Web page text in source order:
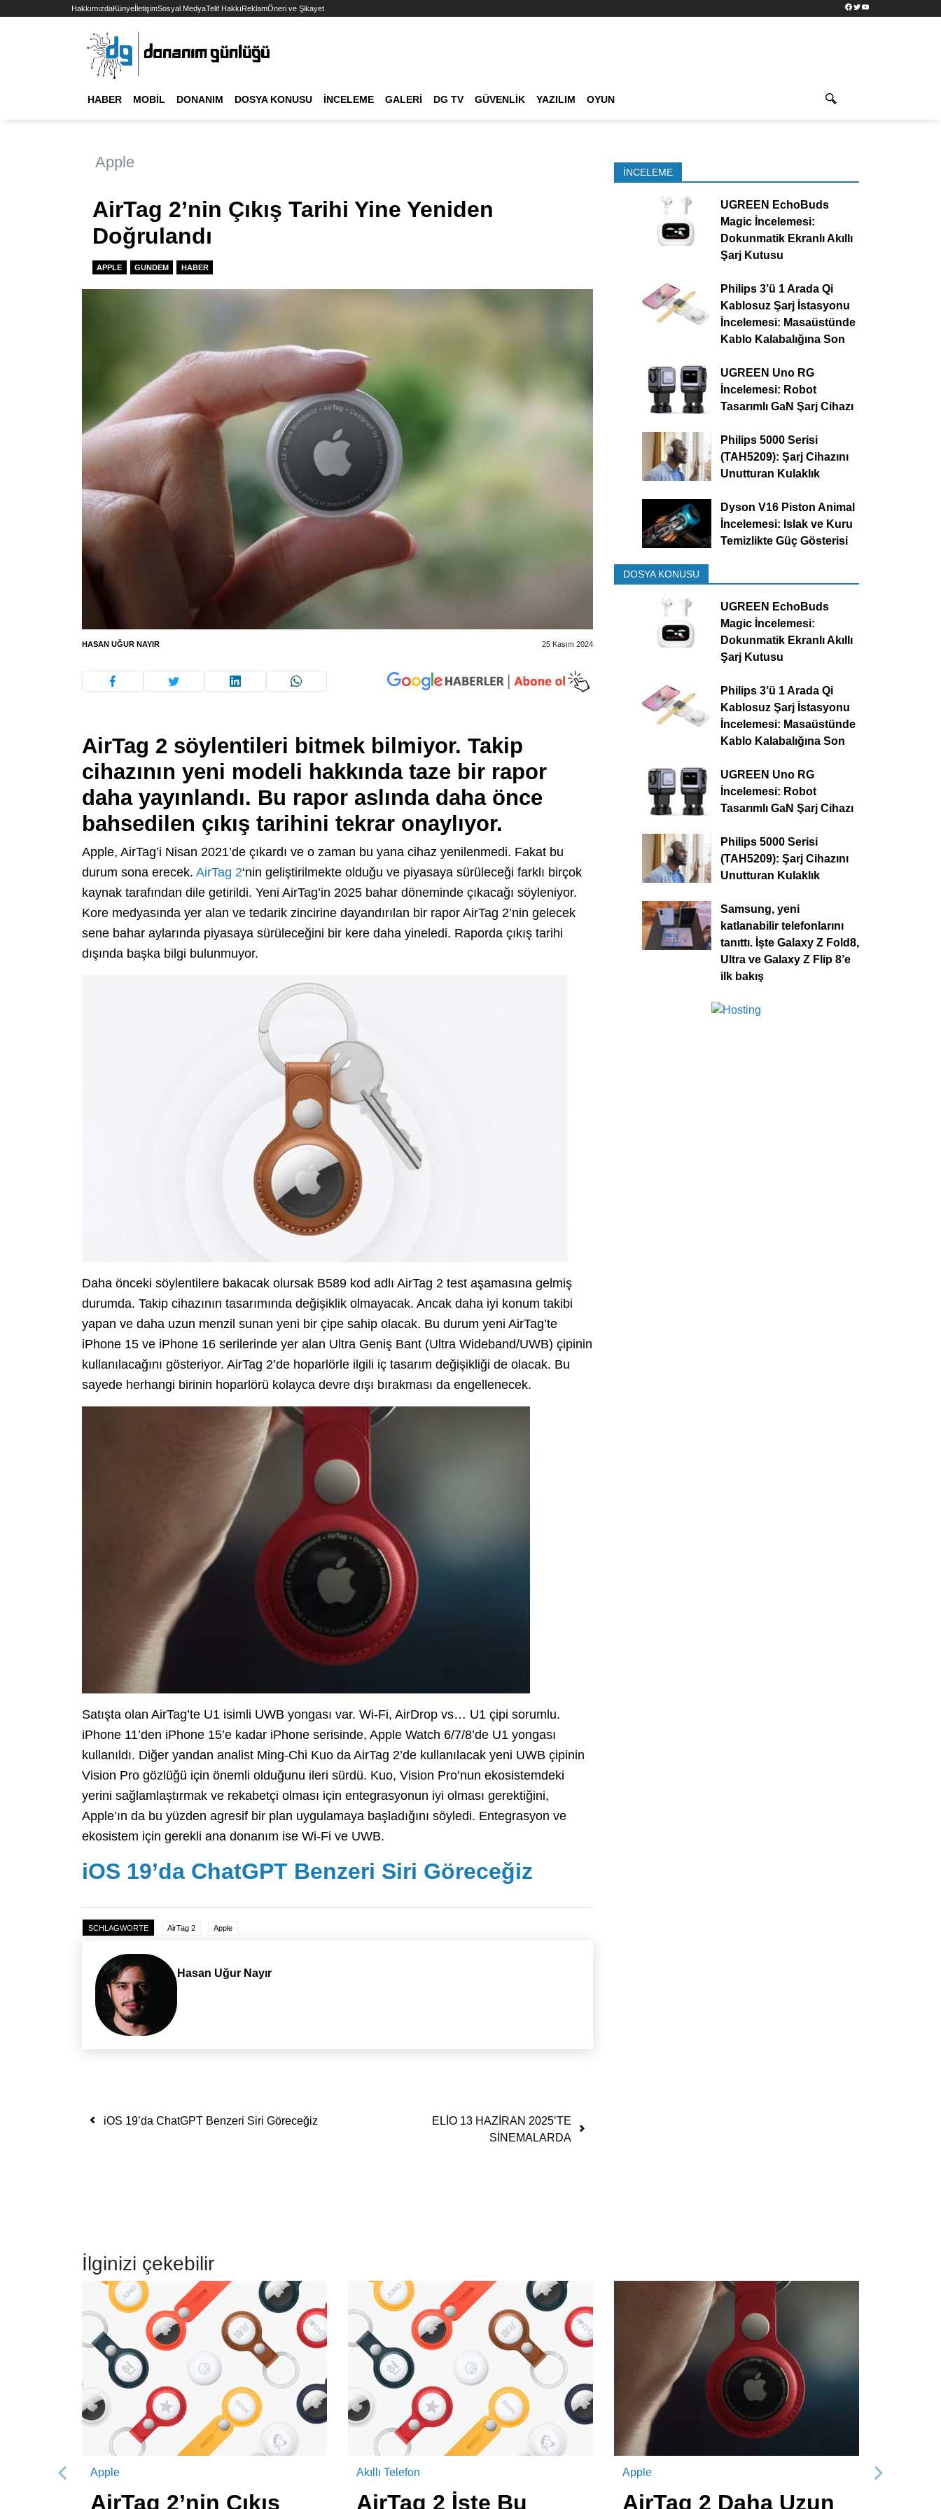
HakkımızdaKünyeİletişimSosyal MedyaTelif HakkıReklamÖneri ve Şikayet Facebook
TwitterYouTube
HABER MOBIL DONANIM DOSYA KONUSU İNCELEME GALERI DG TV GÜVENLIK YAZILIM OYUN
Apple
AirTag 2’nin Çıkış Tarihi Yine Yeniden
Doğrulandı
APPLE GUNDEM HABER
HASAN UĞUR NAYIR 25 Kasım 2024
AirTag 2 söylentileri bitmek bilmiyor. Takip
cihazının yeni modeli hakkında taze bir rapor
daha yayınlandı. Bu rapor aslında daha önce
bahsedilen çıkış tarihini tekrar onaylıyor.
Apple, AirTag’i Nisan 2021’de çıkardı ve o zaman bu yana cihaz yenilenmedi. Fakat bu
durum sona erecek. AirTag 2‘nin geliştirilmekte olduğu ve piyasaya sürüleceği farklı birçok
kaynak tarafından dile getirildi. Yeni AirTag’in 2025 bahar döneminde çıkacağı söyleniyor.
Kore medyasında yer alan ve tedarik zincirine dayandırılan bir rapor AirTag 2’nin gelecek
sene bahar aylarında piyasaya sürüleceğini bir kere daha yineledi. Raporda çıkış tarihi
dışında başka bilgi bulunmuyor.
Daha önceki söylentilere bakacak olursak B589 kod adlı AirTag 2 test aşamasına gelmiş
durumda. Takip cihazının tasarımında değişiklik olmayacak. Ancak daha iyi konum takibi
yapan ve daha uzun menzil sunan yeni bir çipe sahip olacak. Bu durum yeni AirTag’te
iPhone 15 ve iPhone 16 serilerinde yer alan Ultra Geniş Bant (Ultra Wideband/UWB) çipinin
kullanılacağını gösteriyor. AirTag 2’de hoparlörle ilgili iç tasarım değişikliği de olacak. Bu
sayede herhangi birinin hoparlörü kolayca devre dışı bırakması da engellenecek.
Satışta olan AirTag’te U1 isimli UWB yongası var. Wi-Fi, AirDrop vs… U1 çipi sorumlu.
iPhone 11’den iPhone 15’e kadar iPhone serisinde, Apple Watch 6/7/8’de U1 yongası
kullanıldı. Diğer yandan analist Ming-Chi Kuo da AirTag 2’de kullanılacak yeni UWB çipinin
Vision Pro gözlüğü için önemli olduğunu ileri sürdü. Kuo, Vision Pro’nun ekosistemdeki
yerini sağlamlaştırmak ve rekabetçi olması için entegrasyonun iyi olması gerektiğini,
Apple’ın da bu yüzden agresif bir plan uygulamaya başladığını söyledi. Entegrasyon ve
ekosistem için gerekli ana donanım ise Wi-Fi ve UWB.
iOS 19’da ChatGPT Benzeri Siri Göreceğiz
SCHLAGWORTE AirTag 2 Apple
Hasan Uğur Nayır
Yazı dolaşımı
iOS 19’da ChatGPT Benzeri Siri Göreceğiz
ELİO 13 HAZİRAN 2025’TE
SİNEMALARDA
İNCELEME
UGREEN EchoBuds
Magic İncelemesi:
Dokunmatik Ekranlı Akıllı
Şarj Kutusu
Philips 3’ü 1 Arada Qi
Kablosuz Şarj İstasyonu
İncelemesi: Masaüstünde
Kablo Kalabalığına Son
UGREEN Uno RG
İncelemesi: Robot
Tasarımlı GaN Şarj Cihazı
Philips 5000 Serisi
(TAH5209): Şarj Cihazını
Unutturan Kulaklık
Dyson V16 Piston Animal
İncelemesi: Islak ve Kuru
Temizlikte Güç Gösterisi
DOSYA KONUSU
UGREEN EchoBuds
Magic İncelemesi:
Dokunmatik Ekranlı Akıllı
Şarj Kutusu
Philips 3’ü 1 Arada Qi
Kablosuz Şarj İstasyonu
İncelemesi: Masaüstünde
Kablo Kalabalığına Son
UGREEN Uno RG
İncelemesi: Robot
Tasarımlı GaN Şarj Cihazı
Philips 5000 Serisi
(TAH5209): Şarj Cihazını
Unutturan Kulaklık
Samsung, yeni
katlanabilir telefonlarını
tanıttı. İşte Galaxy Z Fold8,
Ultra ve Galaxy Z Flip 8’e
ilk bakış
İlginizi çekebilir
Apple
AirTag 2’nin Çıkış
Akıllı Telefon
AirTag 2 İşte Bu
Apple
AirTag 2 Daha Uzun
Önceki Sonraki